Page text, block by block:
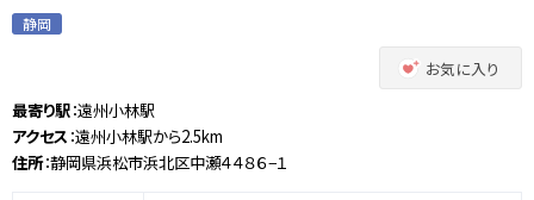
静岡
お気に入り
最寄り駅：遠州小林駅
アクセス ：遠州小林駅から2.5km
住所：静岡県浜松市浜北区中瀬４４８６−１